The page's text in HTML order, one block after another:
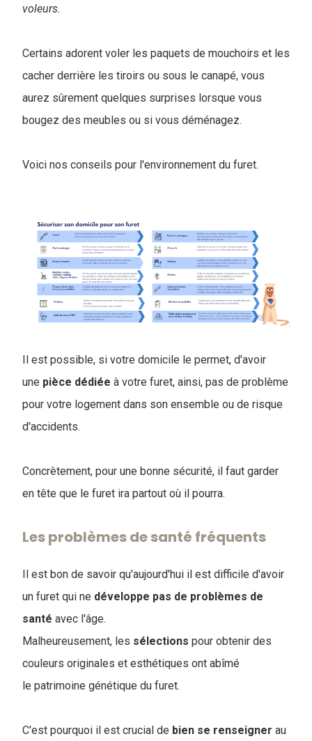
voleurs.
Certains adorent voler les paquets de mouchoirs et les
cacher derrière les tiroirs ou sous le canapé, vous
aurez sûrement quelques surprises lorsque vous
bougez des meubles ou si vous déménagez.
Voici nos conseils pour l'environnement du furet.
Il est possible, si votre domicile le permet, d'avoir
une pièce dédiée à votre furet, ainsi, pas de problème
pour votre logement dans son ensemble ou de risque
d'accidents.
Concrètement, pour une bonne sécurité, il faut garder
en tête que le furet ira partout où il pourra.
Les problèmes de santé fréquents
Il est bon de savoir qu'aujourd'hui il est difficile d'avoir
un furet qui ne développe pas de problèmes de
santé avec l'âge.
Malheureusement, les sélections pour obtenir des
couleurs originales et esthétiques ont abîmé
le patrimoine génétique du furet.
C'est pourquoi il est crucial de bien se renseigner au